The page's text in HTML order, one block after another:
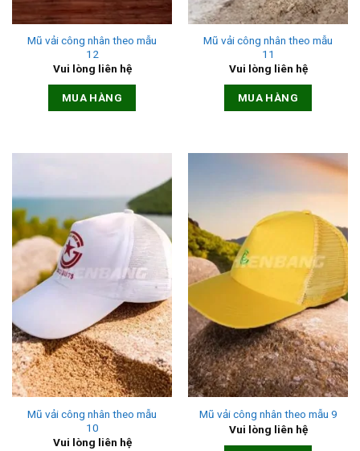
Mũ vải công nhân theo mẫu
12
Vui lòng liên hệ
MUA HÀNG
Mũ vải công nhân theo mẫu
11
Vui lòng liên hệ
MUA HÀNG
Mũ vải công nhân theo mẫu
10
Vui lòng liên hệ
Mũ vải công nhân theo mẫu 9
Vui lòng liên hệ